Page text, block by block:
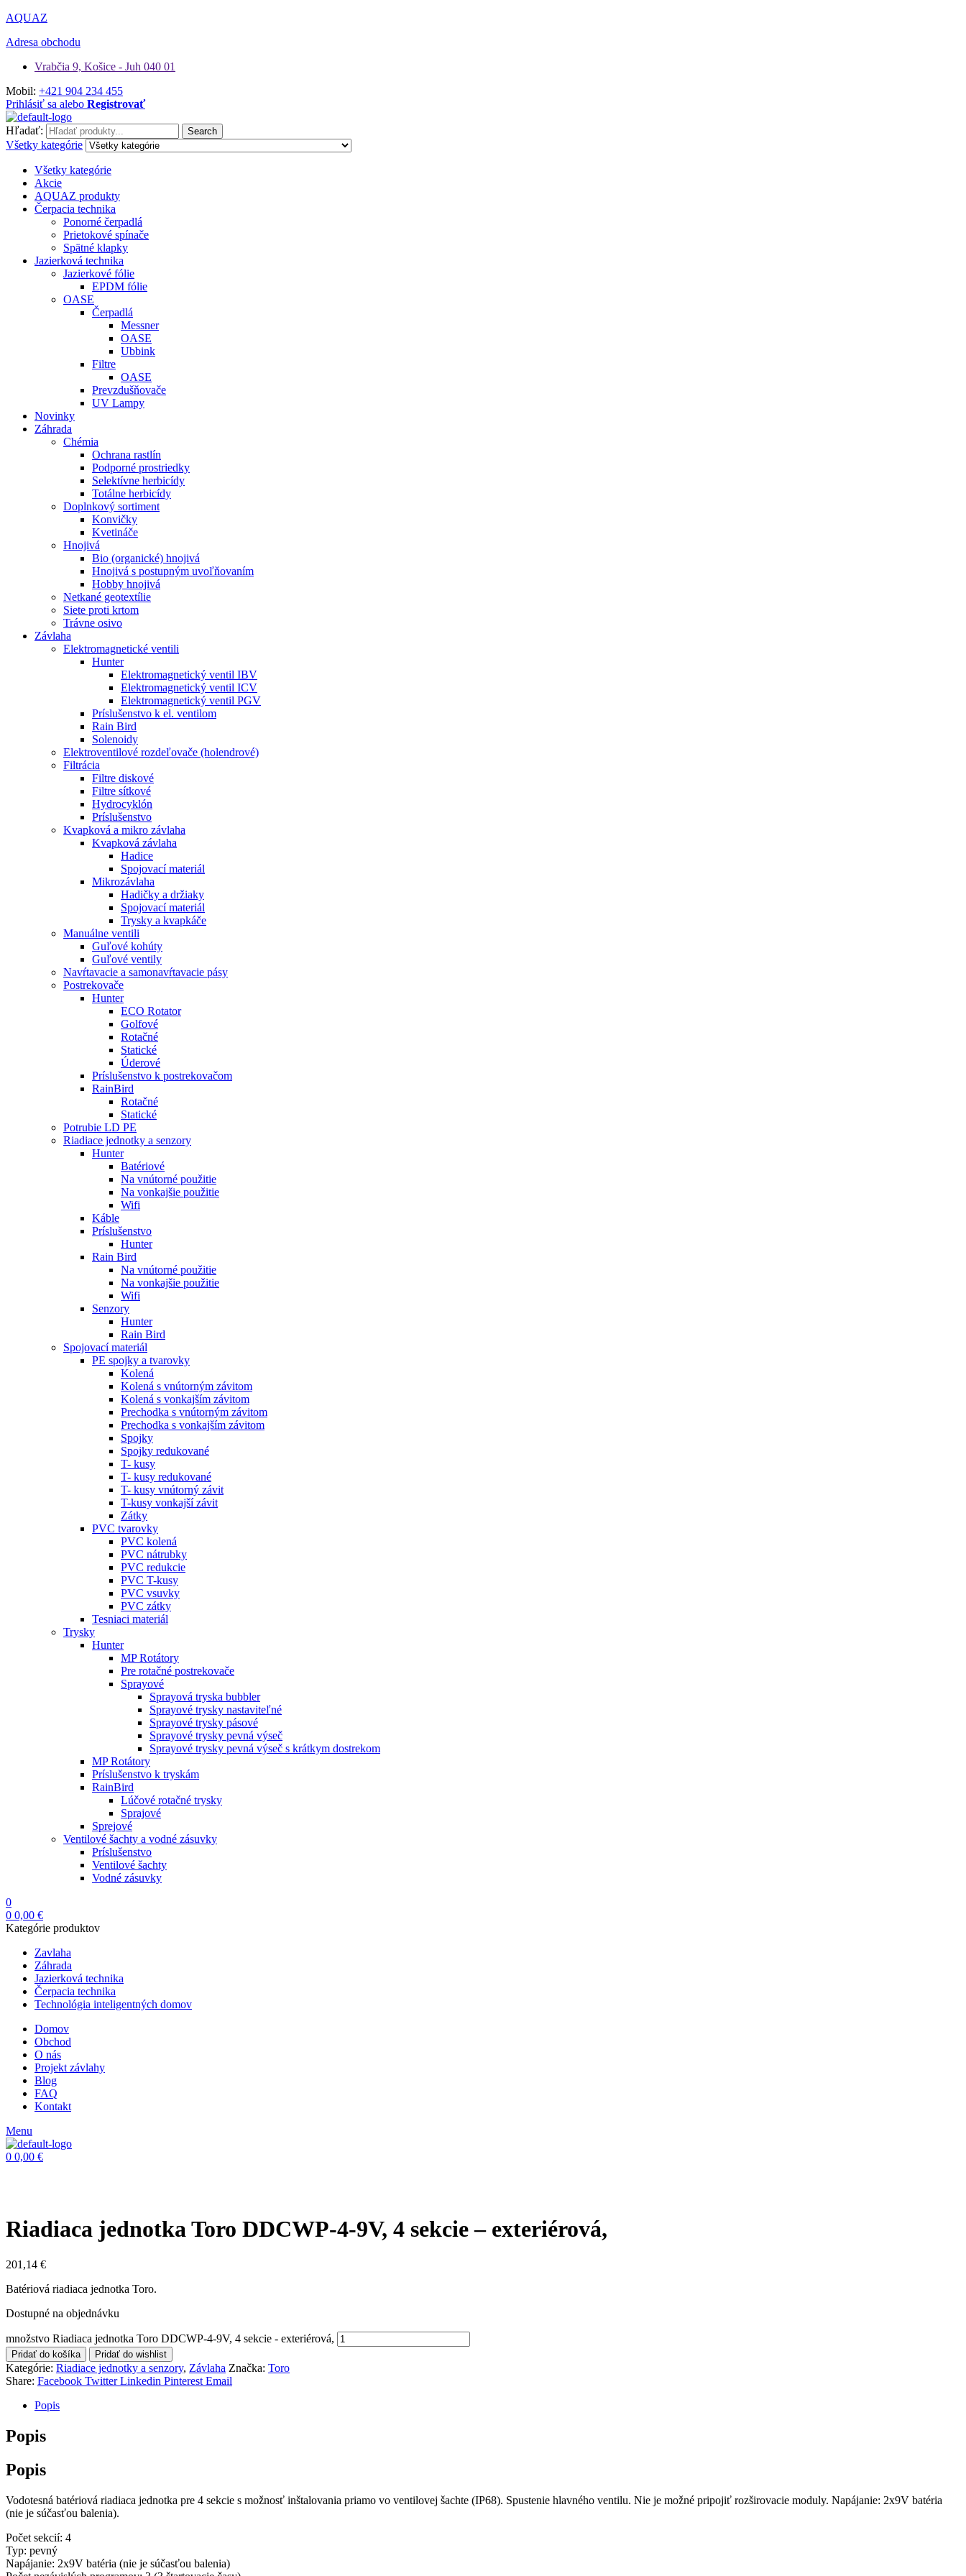
AQUAZ
Adresa obchodu
Vrabčia 9, Košice - Juh 040 01
Mobil: +421 904 234 455
Prihlásiť sa alebo Registrovať
Hľadať: Search
Všetky kategórie
Všetky kategórie
Akcie
AQUAZ produkty
Čerpacia technika
Ponorné čerpadlá
Prietokové spínače
Spätné klapky
Jazierková technika
Jazierkové fólie
EPDM fólie
OASE
Čerpadlá
Messner
OASE
Ubbink
Filtre
OASE
Prevzdušňovače
UV Lampy
Novinky
Záhrada
Chémia
Ochrana rastlín
Podporné prostriedky
Selektívne herbicídy
Totálne herbicídy
Doplnkový sortiment
Konvičky
Kvetináče
Hnojivá
Bio (organické) hnojivá
Hnojivá s postupným uvoľňovaním
Hobby hnojivá
Netkané geotextílie
Siete proti krtom
Trávne osivo
Závlaha
Elektromagnetické ventili
Hunter
Elektromagnetický ventil IBV
Elektromagnetický ventil ICV
Elektromagnetický ventil PGV
Príslušenstvo k el. ventilom
Rain Bird
Solenoidy
Elektroventilové rozdeľovače (holendrové)
Filtrácia
Filtre diskové
Filtre sítkové
Hydrocyklón
Príslušenstvo
Kvapková a mikro závlaha​
Kvapková závlaha
Hadice
Spojovací materiál
Mikrozávlaha
Hadičky a držiaky
Spojovací materiál
Trysky a kvapkáče
Manuálne ventili
Guľové kohúty
Guľové ventily
Navŕtavacie a samonavŕtavacie pásy
Postrekovače
Hunter
ECO Rotator
Golfové
Rotačné
Statické
Úderové
Príslušenstvo k postrekovačom
RainBird
Rotačné
Statické
Potrubie LD PE
Riadiace jednotky a senzory
Hunter
Batériové
Na vnútorné použitie
Na vonkajšie použitie
Wifi
Káble
Príslušenstvo
Hunter
Rain Bird
Na vnútorné použitie
Na vonkajšie použitie
Wifi
Senzory
Hunter
Rain Bird
Spojovací materiál
PE spojky a tvarovky
Kolená
Kolená s vnútorným závitom
Kolená s vonkajším závitom
Prechodka s vnútorným závitom
Prechodka s vonkajším závitom
Spojky
Spojky redukované
T- kusy
T- kusy redukované
T- kusy vnútorný závit
T-kusy vonkajší závit
Zátky
PVC tvarovky
PVC kolená
PVC nátrubky
PVC redukcie
PVC T-kusy
PVC vsuvky
PVC zátky
Tesniaci materiál
Trysky
Hunter
MP Rotátory
Pre rotačné postrekovače
Sprayové
Sprayová tryska bubbler
Sprayové trysky nastaviteľné
Sprayové trysky pásové
Sprayové trysky pevná výseč
Sprayové trysky pevná výseč s krátkym dostrekom
MP Rotátory
Príslušenstvo k tryskám
RainBird
Lúčové rotačné trysky
Sprajové
Sprejové
Ventilové šachty a vodné zásuvky
Príslušenstvo
Ventilové šachty
Vodné zásuvky
0
0 0,00 €
Kategórie produktov
Zavlaha
Záhrada
Jazierková technika
Čerpacia technika
Technológia inteligentných domov
Domov
Obchod
O nás
Projekt závlahy
Blog
FAQ
Kontakt
Menu
0 0,00 €
Riadiaca jednotka Toro DDCWP-4-9V, 4 sekcie – exteriérová,
201,14 €
Batériová riadiaca jednotka Toro.
Dostupné na objednávku
množstvo Riadiaca jednotka Toro DDCWP-4-9V, 4 sekcie - exteriérová,
Pridať do košíka Pridať do wishlist
Kategórie: Riadiace jednotky a senzory, Závlaha Značka: Toro
Share: Facebook Twitter Linkedin Pinterest Email
Popis
Popis
Popis
Vodotesná batériová riadiaca jednotka pre 4 sekcie s možnosť inštalovania priamo vo ventilovej šachte (IP68). Spustenie hlavného ventilu. Nie je možné pripojiť rozširovacie moduly. Napájanie: 2x9V batéria
(nie je súčasťou balenia).
Počet sekcií: 4
Typ: pevný
Napájanie: 2x9V batéria (nie je súčasťou balenia)